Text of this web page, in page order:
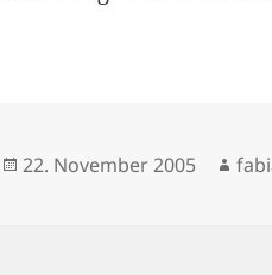
Veröffentlicht
22. November 2005